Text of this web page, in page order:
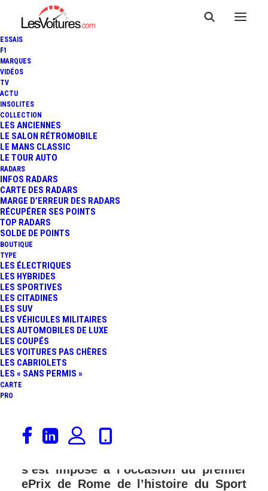
ESSAIS
F1
MARQUES
VIDÉOS
TV
ACTU
INSOLITES
COLLECTION
LES ANCIENNES
LE SALON RÉTROMOBILE
LE MANS CLASSIC
LE TOUR AUTO
RADARS
INFOS RADARS
CARTE DES RADARS
MARGE D’ERREUR DES RADARS
RÉCUPÉRER SES POINTS
TOP RADARS
SOLDE DE POINTS
BOUTIQUE
TYPE
LES ÉLECTRIQUES
LES HYBRIDES
LES SPORTIVES
LES CITADINES
LES SUV
LES VÉHICULES MILITAIRES
LES AUTOMOBILES DE LUXE
LES COUPÉS
LES VOITURES PAS CHÈRES
LES CABRIOLETS
LES « SANS PERMIS »
CARTE
PRO
FORMULA E - EPRIX DE ROME
: SAM BIRD VAINQUEUR
Après avoir remporté à Hong Kong le
Round 1 de la saison de Formula E
s’est imposé à l’occasion du premier
ePrix de Rome de l’histoire du Sport